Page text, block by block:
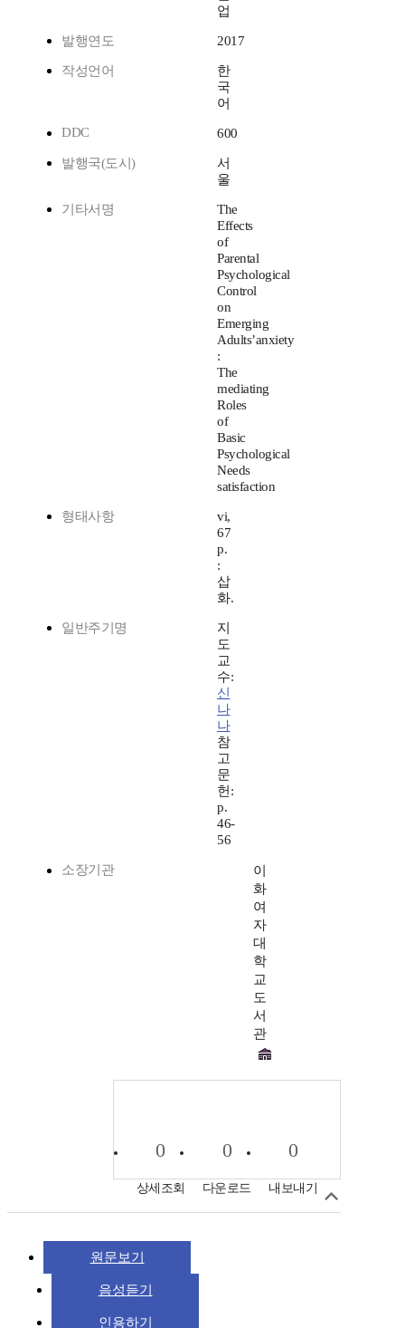
업
발행연도 2017
작성언어
한
국
어
DDC
600
발행국(도시)
서
울
기타서명
The
Effects
of
Parental
Psychological
Control
on
Emerging
Adults’anxiety
:
The
mediating
Roles
of
Basic
Psychological
Needs
satisfaction
형태사항
vi,
67
p.
:
삽
화.
일반주기명
지
도
교
수:
신
나
나
참
고
문
헌:
p.
46-
56
소장기관
이
화
여
자
대
학
교
도
서
관
0
상세조회
0
다운로드
0
내보내기
원문보기
음성듣기
인용하기